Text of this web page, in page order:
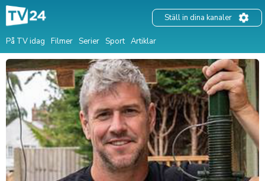
På TV idag Filmer Serier Sport Artiklar
Ställ in dina kanaler